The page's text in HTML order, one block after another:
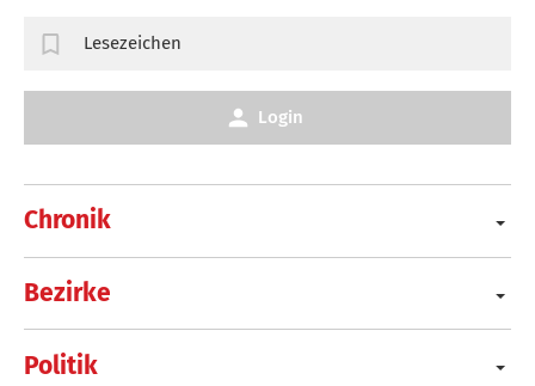
Chronik
Bezirke
Politik
Lesezeichen
Login